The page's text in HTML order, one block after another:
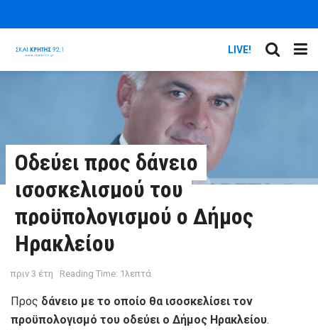
LIVE!
Οδεύει προς δάνειο
ισοσκελισμού του
προϋπολογισμού ο Δήμος
Ηρακλείου
πριν 3 έτη Reading Time: 1λεπτά
Προς δάνειο με το οποίο θα ισοσκελίσει τον
προϋπολογισμό του οδεύει ο Δήμος Ηρακλείου.